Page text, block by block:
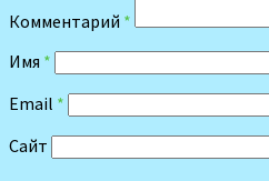
Комментарий *
Имя *
Email *
Сайт